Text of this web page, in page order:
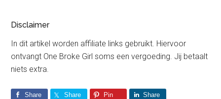
Disclaimer
In dit artikel worden affiliate links gebruikt. Hiervoor
ontvangt One Broke Girl soms een vergoeding. Jij betaalt
niets extra.
Share Share Pin Share